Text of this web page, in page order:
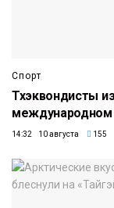
Спорт
Тхэквондисты
международном
14:32 10 августа 155